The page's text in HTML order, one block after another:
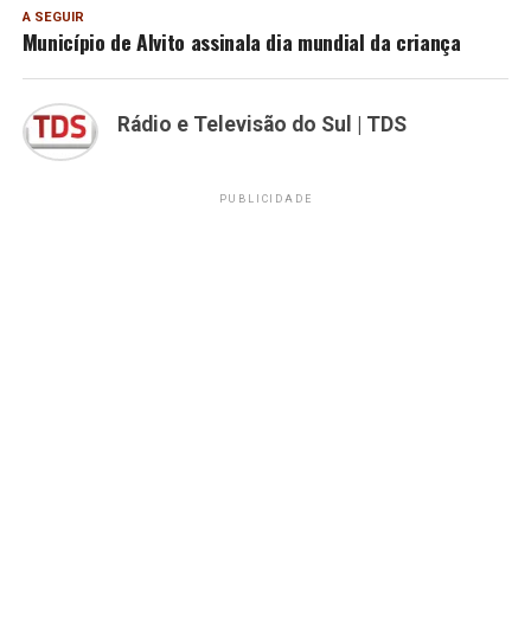
A SEGUIR
Município de Alvito assinala dia mundial da criança
Rádio e Televisão do Sul | TDS
PUBLICIDADE